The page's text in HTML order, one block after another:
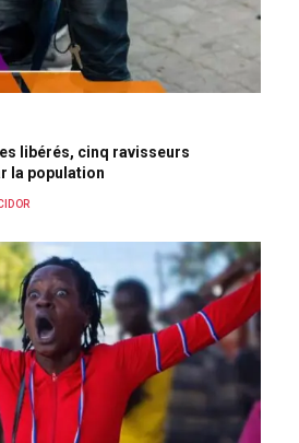
libérés, cinq ravisseurs
la population